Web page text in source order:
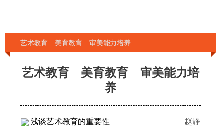
艺术教育 美育教育 审美能力培养
艺术教育 美育教育 审美能力培
养
浅谈艺术教育的重要性 赵静